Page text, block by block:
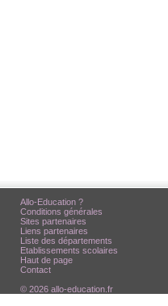
Allo-Education ?
Conditions générales
Sites partenaires
Liens partenaires
Liste des départements
Etablissements scolaires
Haut de page
Contact
© 2026 allo-education.fr